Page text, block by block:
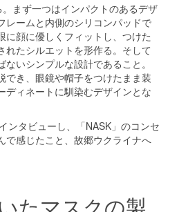
まず一つはインパクトのあるデザ
レームと内側のシリコンパッドで
に顔に優しくフィットし、つけた
れたシルエットを形作る。そして
いシンプルな設計であること。
でき、眼鏡や帽子をつけたまま装
ディネートに馴染むデザインとな
ンタビューし、「NASK」のコンセ
で感じたこと、故郷ウクライナへ